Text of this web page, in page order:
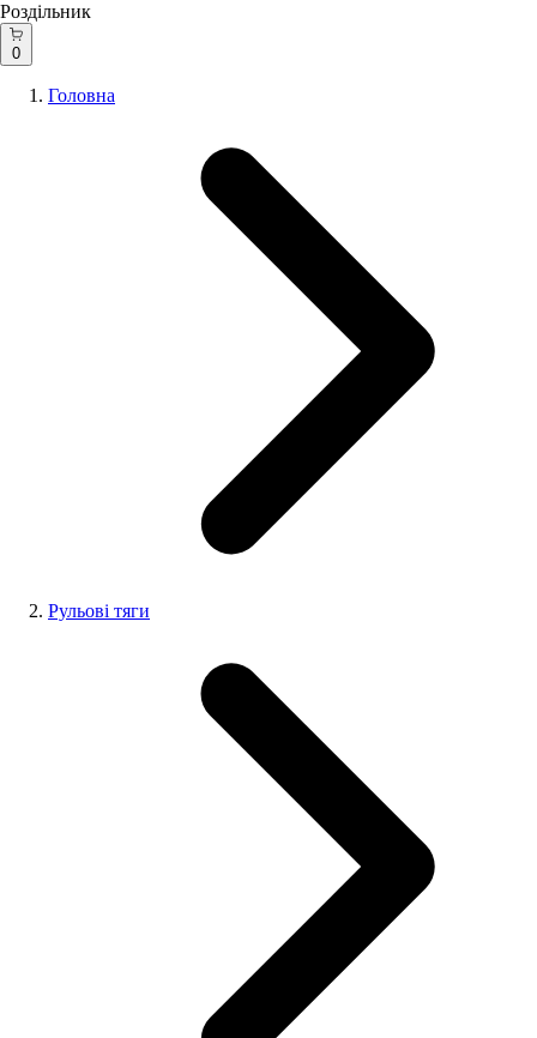
Роздільник
0
Головна
Рульові тяги